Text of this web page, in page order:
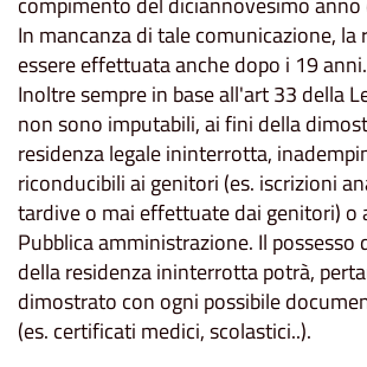
In mancanza di tale comunicazione, la
essere effettuata anche dopo i 19 anni.
Inoltre sempre in base all'art 33 della
non sono imputabili, ai fini della
residenza legale ininterrotta,
riconducibili ai genitori (es. iscrizioni
tardive o mai effettuate dai genitori) o
Pubblica amministrazione. Il possesso
della residenza ininterrotta potrà,
dimostrato con ogni possibile
(es. certificati medici, scolastici..).